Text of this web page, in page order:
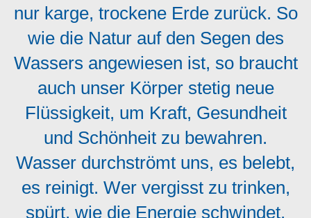
nur karge, trockene Erde zurück. So
wie die Natur auf den Segen des
Wassers angewiesen ist, so braucht
auch unser Körper stetig neue
Flüssigkeit, um Kraft, Gesundheit
und Schönheit zu bewahren.
Wasser durchströmt uns, es belebt,
es reinigt. Wer vergisst zu trinken,
spürt, wie die Energie schwindet,